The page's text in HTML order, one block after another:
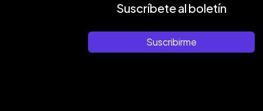
Suscríbete al boletín
Suscribirme